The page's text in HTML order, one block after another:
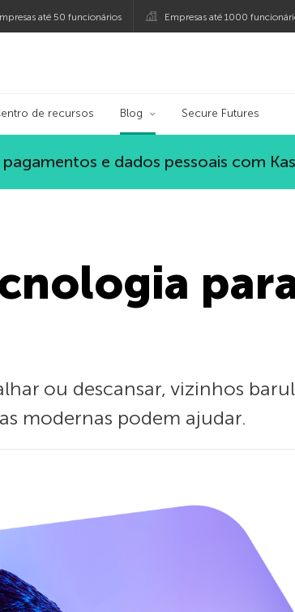
até 50 funcionários Empresas até 1000
de recursos Blog Secure Futures
e dados pessoais com
ou descansar, vizinhos
modernas podem ajudar.